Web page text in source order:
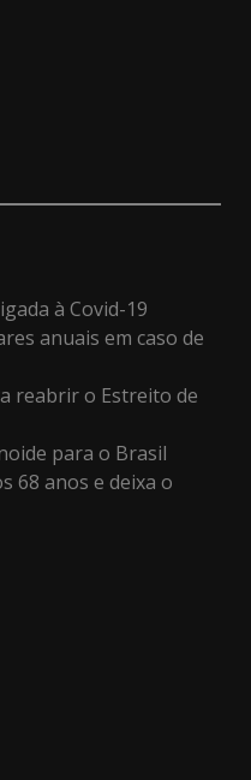
à Covid-19
anuais em caso de
reabrir o Estreito de
para o Brasil
68 anos e deixa o